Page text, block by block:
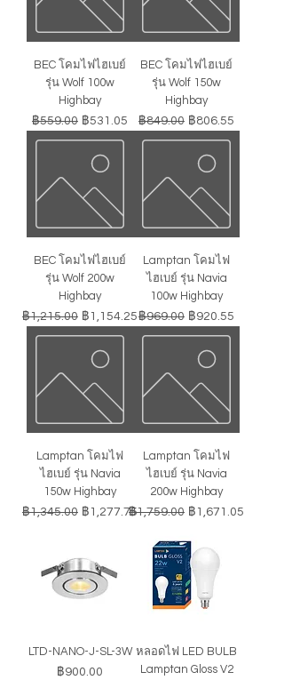
BEC โคมไฟไฮเบย์
รุ่น Wolf 100w
Highbay
ราคาปกติ
฿559.00 ราคาขายลด
฿531.05
BEC โคมไฟไฮเบย์
รุ่น Wolf 150w
Highbay
ราคาปกติ
฿849.00 ราคาขายลด
฿806.55
BEC โคมไฟไฮเบย์
รุ่น Wolf 200w
Highbay
ราคาปกติ
฿1,215.00 ราคาขายลด
฿1,154.25
Lamptan โคมไฟ
ไฮเบย์ รุ่น Navia
100w Highbay
ราคาปกติ
฿969.00 ราคาขายลด
฿920.55
Lamptan โคมไฟ
ไฮเบย์ รุ่น Navia
150w Highbay
ราคาปกติ
฿1,345.00 ราคาขายลด
฿1,277.75
Lamptan โคมไฟ
ไฮเบย์ รุ่น Navia
200w Highbay
ราคาปกติ
฿1,759.00 ราคาขายลด
฿1,671.05
LTD-NANO-J-SL-3W
ราคา
฿900.00
หลอดไฟ LED BULB
Lamptan Gloss V2